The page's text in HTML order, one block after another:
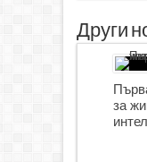
Други
за